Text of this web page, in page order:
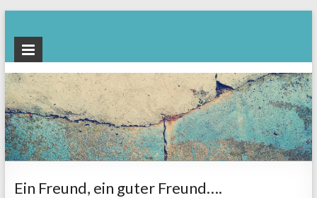
rund um den
Ruhestand |
Dr.
Katharina
Mahne
Ein Freund, ein guter Freund….